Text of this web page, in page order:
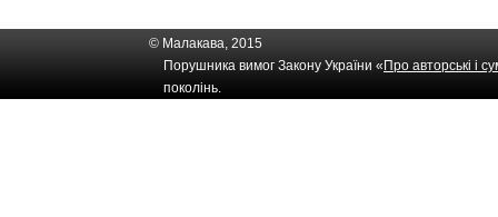
© Малакава, 2015
Порушника вимог Закону України « Про авторські і
поколінь.